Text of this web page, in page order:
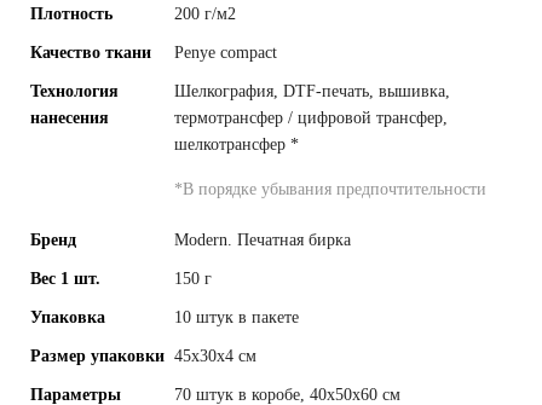
Плотность 200 г/м2
Качество ткани Penye compact
Технология
нанесения
Шелкография, DTF-печать, вышивка,
термотрансфер / цифровой трансфер,
шелкотрансфер *
*В порядке убывания предпочтительности
Бренд Modern. Печатная бирка
Вес 1 шт. 150 г
Упаковка 10 штук в пакете
Размер упаковки 45х30х4 см
Параметры
70 штук в коробе, 40x50x60 см